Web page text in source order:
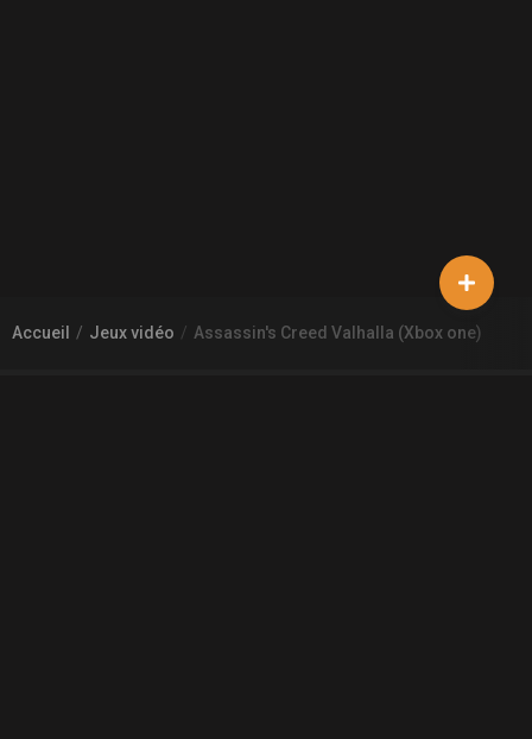
Accueil Jeux vidéo Assassin's Creed Valhalla (Xbox one)